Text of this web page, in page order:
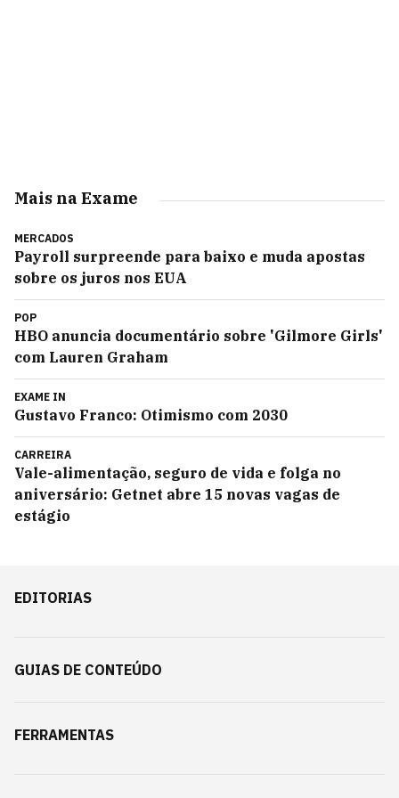
Mais na Exame
MERCADOS
Payroll surpreende para baixo e muda apostas
sobre os juros nos EUA
POP
HBO anuncia documentário sobre 'Gilmore Girls'
com Lauren Graham
EXAME IN
Gustavo Franco: Otimismo com 2030
CARREIRA
Vale-alimentação, seguro de vida e folga no
aniversário: Getnet abre 15 novas vagas de
estágio
EDITORIAS
GUIAS DE CONTEÚDO
FERRAMENTAS